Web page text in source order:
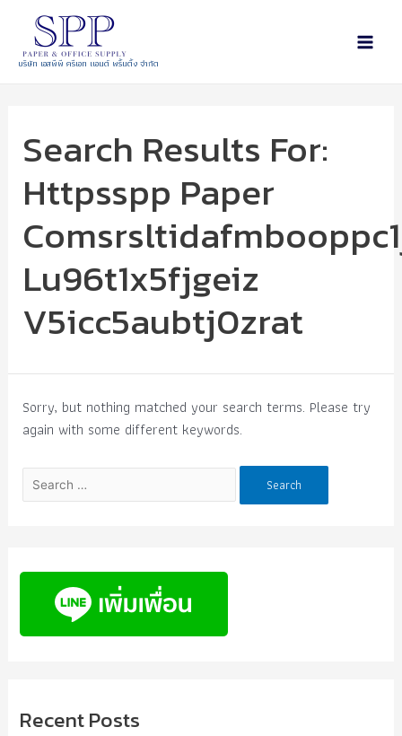
บริษัท เอสพีพี ครีเอท แอนด์ พริ้นติ้ง จำกัด
Search Results For:
Httpsspp Paper
Lu96t1x5fjgeiz
V5icc5aubtj0zrat
Sorry, but nothing matched your search terms. Please try
again with some different keywords.
Recent Posts